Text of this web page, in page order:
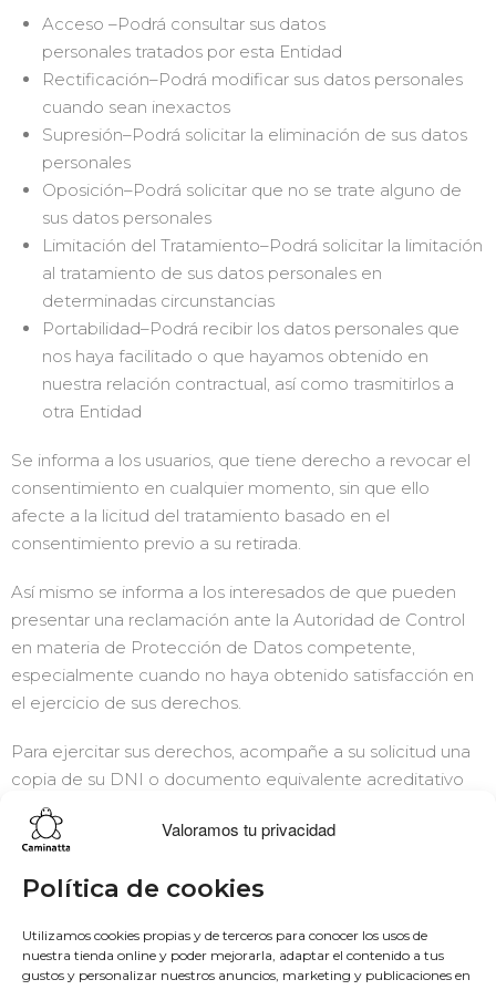
Valoramos tu privacidad
Política de cookies
Utilizamos cookies propias y de terceros para conocer los usos de
nuestra tienda online y poder mejorarla, adaptar el contenido a tus
gustos y personalizar nuestros anuncios, marketing y publicaciones en
Acceso –Podrá consultar sus datos
personales tratados por esta Entidad
Rectificación–Podrá modificar sus datos personales
cuando sean inexactos
Supresión–Podrá solicitar la eliminación de sus datos
personales
Oposición–Podrá solicitar que no se trate alguno de
sus datos personales
Limitación del Tratamiento–Podrá solicitar la limitación
al tratamiento de sus datos personales en
determinadas circunstancias
Portabilidad–Podrá recibir los datos personales que
nos haya facilitado o que hayamos obtenido en
nuestra relación contractual, así como trasmitirlos a
otra Entidad
Se informa a los usuarios, que tiene derecho a revocar el
consentimiento en cualquier momento, sin que ello
afecte a la licitud del tratamiento basado en el
consentimiento previo a su retirada.
Así mismo se informa a los interesados de que pueden
presentar una reclamación ante la Autoridad de Control
en materia de Protección de Datos competente,
especialmente cuando no haya obtenido satisfacción en
el ejercicio de sus derechos.
Para ejercitar sus derechos, acompañe a su solicitud una
copia de su DNI o documento equivalente acreditativo
de su identidad.
Bowling
Hobo
Sobre nosotros
50 aniversario
Facebook
Instagram